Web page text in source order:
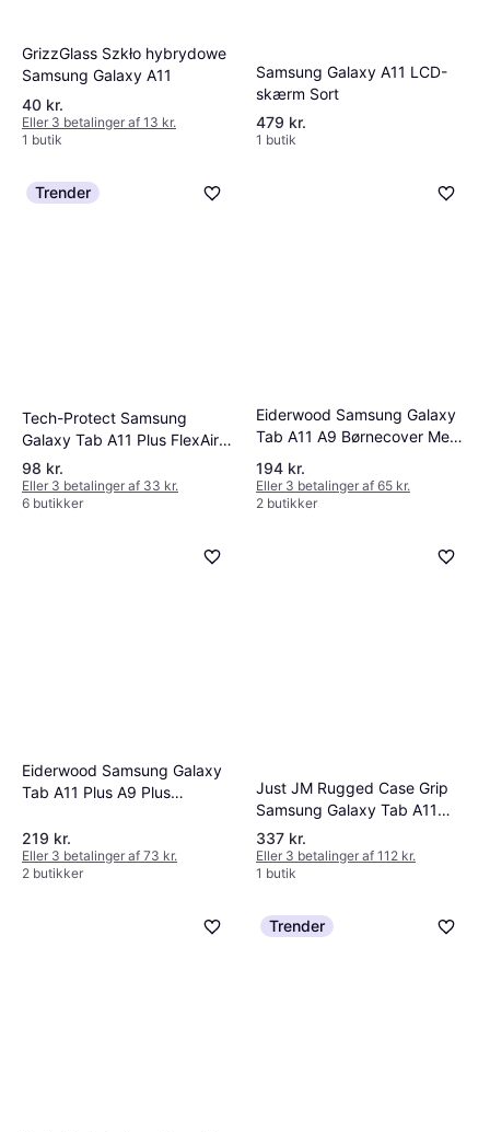
GrizzGlass Szkło hybrydowe
Samsung Galaxy A11
40 kr.
Eller 3 betalinger af 13 kr.
1 butik
Samsung Galaxy A11 LCD-
skærm Sort
479 kr.
1 butik
Trender
Tech-Protect Samsung
Galaxy Tab A11 Plus FlexAir
Cover
98 kr.
Eller 3 betalinger af 33 kr.
6 butikker
Eiderwood Samsung Galaxy
Tab A11 A9 Børnecover Med
Kickstand
194 kr.
Eller 3 betalinger af 65 kr.
2 butikker
Eiderwood Samsung Galaxy
Tab A11 Plus A9 Plus
219 kr.
Eller 3 betalinger af 73 kr.
2 butikker
Just JM Rugged Case Grip
Samsung Galaxy Tab A11
Plus
337 kr.
Eller 3 betalinger af 112 kr.
1 butik
Trender